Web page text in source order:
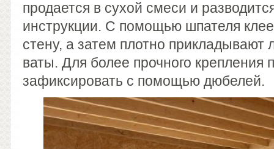
продается в сухой смеси и
инструкции. С помощью шпателя
стену, а затем плотно
ваты. Для более прочного крепления
зафиксировать с помощью дюбелей.